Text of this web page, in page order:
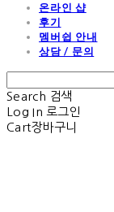
온라인 샵
후기
멤버쉽 안내
상담 / 문의
Search 검색
Log In 로그인
Cart장바구니